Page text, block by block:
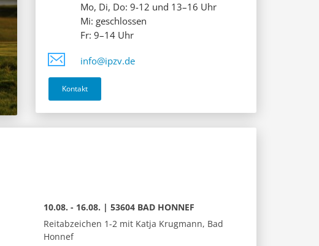
Mo, Di, Do: 9-12 und 13–16 Uhr
Mi: geschlossen
Fr: 9–14 Uhr
info@ipzv.de
Kontakt
10.08. - 16.08. | 53604 BAD HONNEF
Reitabzeichen 1-2 mit Katja Krugmann, Bad
Honnef